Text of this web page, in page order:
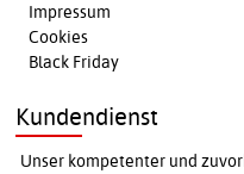
Impressum
Cookies
Black Friday
Kundendienst
Unser kompetenter und